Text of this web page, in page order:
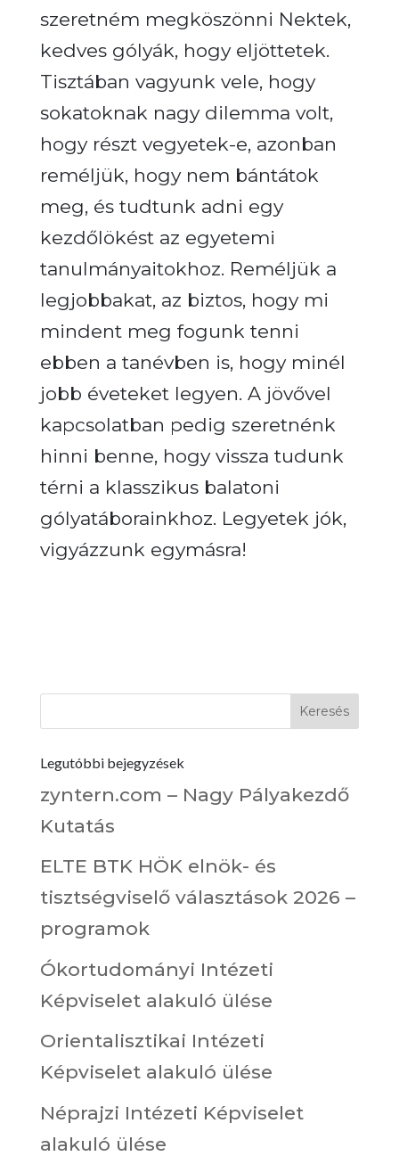
szeretném megköszönni Nektek,
kedves gólyák, hogy eljöttetek.
Tisztában vagyunk vele, hogy
sokatoknak nagy dilemma volt,
hogy részt vegyetek-e, azonban
reméljük, hogy nem bántátok
meg, és tudtunk adni egy
kezdőlökést az egyetemi
tanulmányaitokhoz. Reméljük a
legjobbakat, az biztos, hogy mi
mindent meg fogunk tenni
ebben a tanévben is, hogy minél
jobb éveteket legyen. A jövővel
kapcsolatban pedig szeretnénk
hinni benne, hogy vissza tudunk
térni a klasszikus balatoni
gólyatáborainkhoz. Legyetek jók,
vigyázzunk egymásra!
Legutóbbi bejegyzések
zyntern.com – Nagy Pályakezdő
Kutatás
ELTE BTK HÖK elnök- és
tisztségviselő választások 2026 –
programok
Ókortudományi Intézeti
Képviselet alakuló ülése
Orientalisztikai Intézeti
Képviselet alakuló ülése
Néprajzi Intézeti Képviselet
alakuló ülése